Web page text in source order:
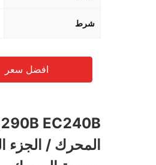
شرط
افضل سعر